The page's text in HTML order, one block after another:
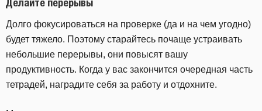
Делайте перерывы
Долго фокусироваться на проверке (да и на чем угодно)
будет тяжело. Поэтому старайтесь почаще устраивать
небольшие перерывы, они повысят вашу
продуктивность. Когда у вас закончится очередная часть
тетрадей, наградите себя за работу и отдохните.